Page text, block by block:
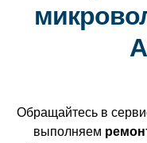
Обращайтесь в
выполняем